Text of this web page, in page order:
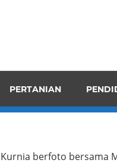
PERTANIAN
Kurnia berfoto